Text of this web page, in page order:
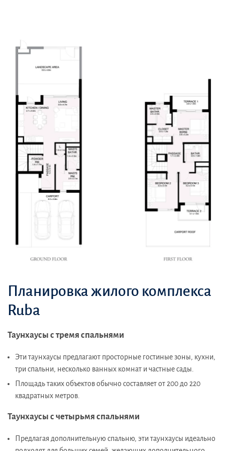
Планировка жилого комплекса
Ruba
Таунхаусы с тремя спальнями
Эти таунхаусы предлагают просторные гостиные зоны, кухни,
три спальни, несколько ванных комнат и частные сады.
Площадь таких объектов обычно составляет от 200 до 220
квадратных метров.
Таунхаусы с четырьмя спальнями
Предлагая дополнительную спальню, эти таунхаусы идеально